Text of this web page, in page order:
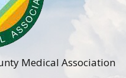
Medical Association